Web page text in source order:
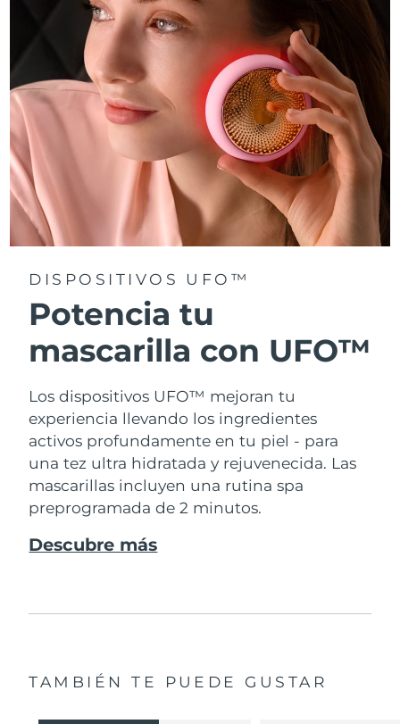
DISPOSITIVOS UFO™
Potencia tu
mascarilla con UFO™
Los dispositivos UFO™ mejoran tu
experiencia llevando los ingredientes
activos profundamente en tu piel - para
una tez ultra hidratada y rejuvenecida. Las
mascarillas incluyen una rutina spa
preprogramada de 2 minutos.
Descubre más
TAMBIÉN TE PUEDE GUSTAR
Entrega prevista
Emiratos Árabes
Unidos
Entrega prevista8/10/26
Reino Unido Entrega prevista8/9/26
Estados Unidos Entrega prevista8/10/26
Uzbekistán Entrega prevista8/14/26